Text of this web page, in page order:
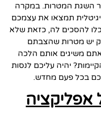
השגת המטרות. במקרה
תמצאו את עצמכם
להסכים לה, כזאת שלא
יש מטרות שהצבתם
אתם משיגים אותם הלכה
יהיה עליכם לנסות
בכל פעם מחדש.
אפליקציה